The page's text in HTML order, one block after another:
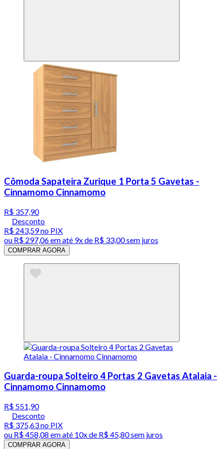
Cômoda Sapateira Zurique 1 Porta 5 Gavetas -
Cinnamomo Cinnamomo
R$ 357,90
Desconto
R$ 243,59no PIX
ou R$ 297,06em até 9x de R$ 33,00 sem juros
COMPRAR AGORA
Guarda-roupa Solteiro 4 Portas 2 Gavetas Atalaia -
Cinnamomo Cinnamomo
R$ 551,90
Desconto
R$ 375,63no PIX
ou R$ 458,08 em até 10x de R$ 45,80 sem juros
COMPRAR AGORA